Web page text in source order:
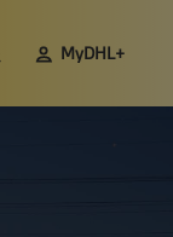
MyDHL+